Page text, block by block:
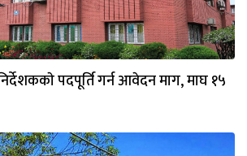
पदपूर्ति गर्न आवेदन माग, माघ १५